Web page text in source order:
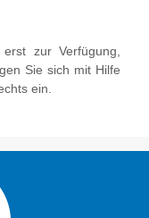
zur Verfügung,
Sie sich mit Hilfe
ein.